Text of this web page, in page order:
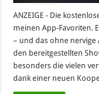
ANZEIGE - Die
meinen App-Favoriten.
– und das ohne nervige
den bereitgestellten
besonders die vielen
dank einer neuen